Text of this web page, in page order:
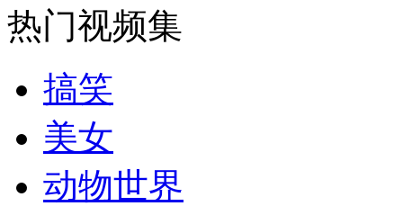
纽约上演“枕头大战”
热门视频集
搞笑
美女
动物世界